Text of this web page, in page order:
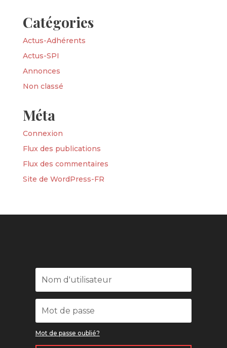
Catégories
Actus-Adhérents
Actus-SPI
Annonces
Non classé
Méta
Connexion
Flux des publications
Flux des commentaires
Site de WordPress-FR
Mot de passe oublié?